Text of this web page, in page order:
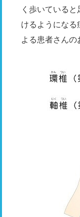
く歩いている
けるようにな
よる患者さん